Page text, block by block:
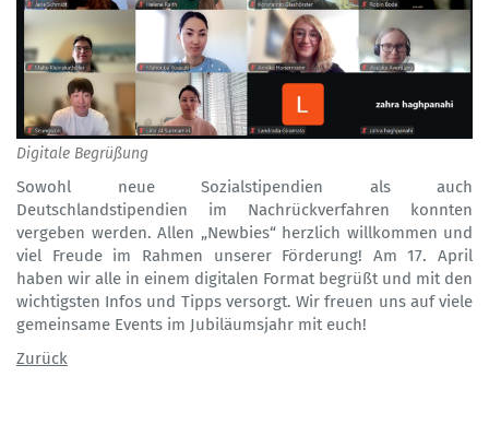
Digitale Begrüßung
Sowohl neue Sozialstipendien als auch
Deutschlandstipendien im Nachrückverfahren konnten
vergeben werden. Allen „Newbies“ herzlich willkommen und
viel Freude im Rahmen unserer Förderung! Am 17. April
haben wir alle in einem digitalen Format begrüßt und mit den
wichtigsten Infos und Tipps versorgt. Wir freuen uns auf viele
gemeinsame Events im Jubiläumsjahr mit euch!
Zurück